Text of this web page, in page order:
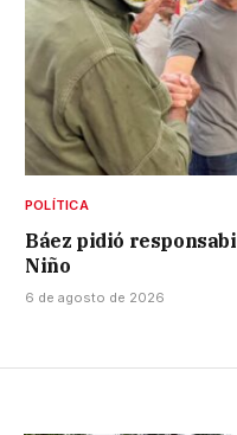
POLÍTICA
Báez pidió
Niño
6 de agosto de 2026